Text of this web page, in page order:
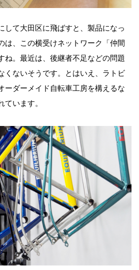
して大田区に飛ばすと、製品になっ
は、この横受けネットワーク「仲間
ね。最近は、後継者不足などの問題
くないそうです。とはいえ、ラトビ
ーダーメイド自転車工房を構えるな
ています。